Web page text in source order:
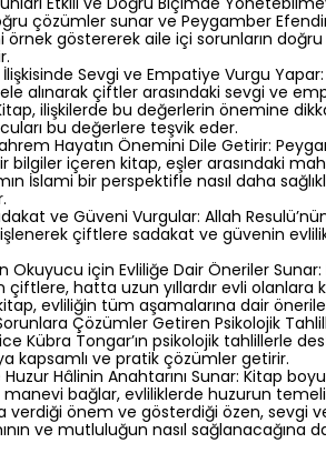
çözümler sunar ve Peygamber
göstererek aile içi sorunların
İlişkisinde Sevgi ve Empatiye Vurgu
alınarak çiftler arasındaki sevgi ve
ilişkilerde bu değerlerin önemine
bu değerlere teşvik eder.
Hayatın Önemini Dile Getirir:
bilgiler içeren kitap, eşler arasındaki
İslami bir perspektifle nasıl daha
ve Güveni Vurgular: Allah
çiftlere sadakat ve güvenin
Okuyucu için Evliliğe Dair Öneriler
çiftlere, hatta uzun yıllardır evli
evliliğin tüm aşamalarına dair
Çözümler Getiren Psikolojik
Kübra Tongar’ın psikolojik tahlillerle
kapsamlı ve pratik çözümler getirir.
Huzur Hâlinin Anahtarını Sunar: Kitap
bağlar, evliliklerde huzurun
verdiği önem ve gösterdiği özen, sevgi
ve mutluluğun nasıl sağlanacağına